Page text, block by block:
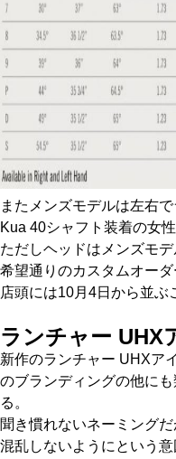
またメンズモデルは左右
Kua 40シャフト装着の女
ただしヘッドはメンズモ
希望通りのカスタムオーダ
店頭には10月4日から並ぶ
ランチャー UHX
新作のランチャー UHXア
のブランディングの他に
る。
聞き慣れないネーミング
混乱しないようにという意